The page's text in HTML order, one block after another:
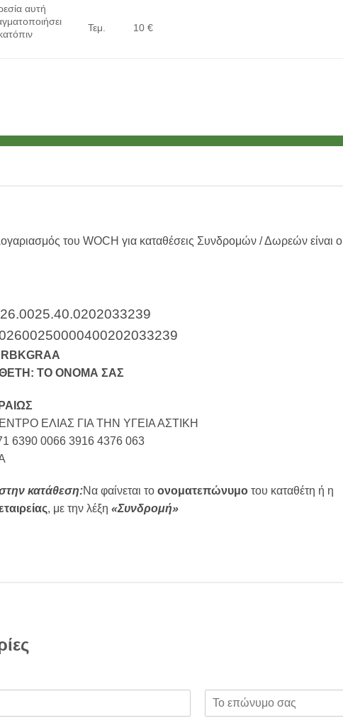
αυτή
Τεμ. 10 €
του WOCH για καταθέσεις Συνδρομών / Δωρεών είναι ο
ΤΟ ΟΝΟΜΑ ΣΑΣ
ΕΛΙΑΣ ΓΙΑ ΤΗΝ ΥΓΕΙΑ ΑΣΤΙΚΗ
6390 0066 3916 4376 063
κατάθεση:Να φαίνεται το ονοματεπώνυμο του καταθέτη ή η
, με την λέξη «Συνδρομή»